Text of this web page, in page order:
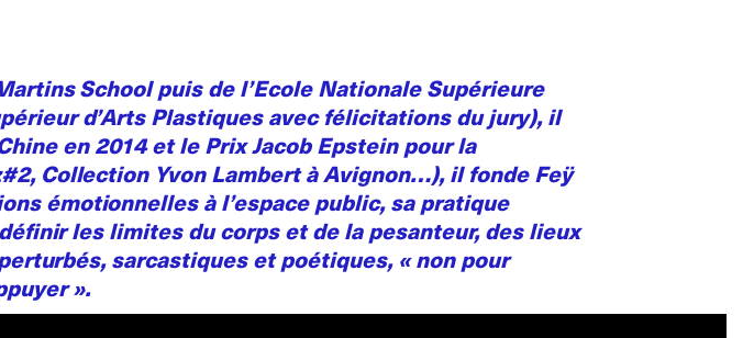
School puis de l’Ecole Nationale Supérieure
d’Arts Plastiques avec félicitations du jury), il
en 2014 et le Prix Jacob Epstein pour la
Collection Yvon Lambert à Avignon…), il fonde Feÿ
émotionnelles à l’espace public, sa pratique
les limites du corps et de la pesanteur, des lieux
sarcastiques et poétiques, « non pour
».